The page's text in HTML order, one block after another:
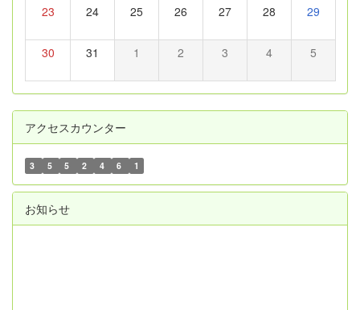
23 24 25 26 27 28 29
30 31 1 2 3 4 5
アクセスカウンター
3 5 5 2 4 6 1
お知らせ